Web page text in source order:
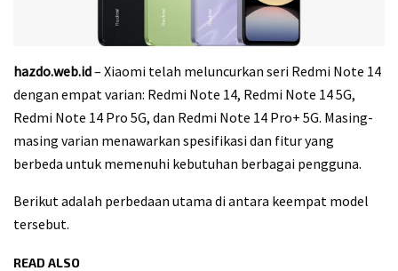
hazdo.web.id– Xiaomi telah meluncurkan seri Redmi Note 14
dengan empat varian: Redmi Note 14, Redmi Note 14 5G,
Redmi Note 14 Pro 5G, dan Redmi Note 14 Pro+ 5G. Masing-
masing varian menawarkan spesifikasi dan fitur yang
berbeda untuk memenuhi kebutuhan berbagai pengguna.
Berikut adalah perbedaan utama di antara keempat model
tersebut.
READ ALSO